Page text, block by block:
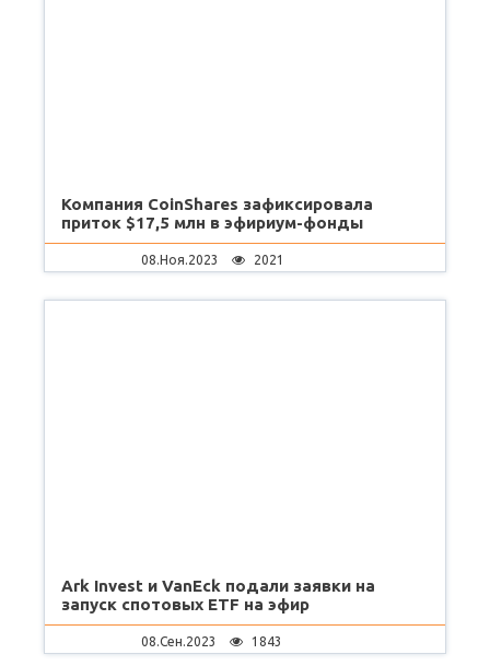
Компания CoinShares зафиксировала
приток $17,5 млн в эфириум-фонды
08.Ноя.2023 2021
Ark Invest и VanEck подали заявки на
запуск спотовых ETF на эфир
08.Сен.2023 1843